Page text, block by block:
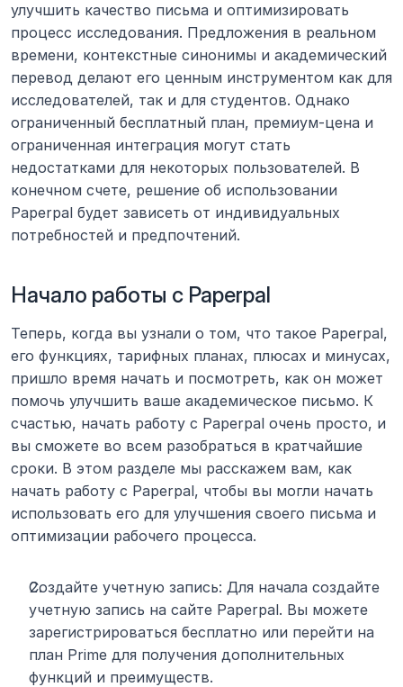
улучшить качество письма и оптимизировать
процесс исследования. Предложения в реальном
времени, контекстные синонимы и академический
перевод делают его ценным инструментом как для
исследователей, так и для студентов. Однако
ограниченный бесплатный план, премиум-цена и
ограниченная интеграция могут стать
недостатками для некоторых пользователей. В
конечном счете, решение об использовании
Paperpal будет зависеть от индивидуальных
потребностей и предпочтений.
Начало работы с Paperpal
Теперь, когда вы узнали о том, что такое Paperpal,
его функциях, тарифных планах, плюсах и минусах,
пришло время начать и посмотреть, как он может
помочь улучшить ваше академическое письмо. К
счастью, начать работу с Paperpal очень просто, и
вы сможете во всем разобраться в кратчайшие
сроки. В этом разделе мы расскажем вам, как
начать работу с Paperpal, чтобы вы могли начать
использовать его для улучшения своего письма и
оптимизации рабочего процесса.
Создайте учетную запись: Для начала создайте
учетную запись на сайте Paperpal. Вы можете
зарегистрироваться бесплатно или перейти на
план Prime для получения дополнительных
функций и преимуществ.